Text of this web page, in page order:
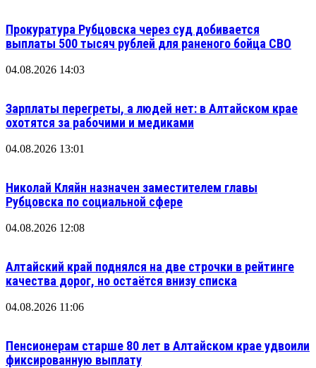
Прокуратура Рубцовска через суд добивается
выплаты 500 тысяч рублей для раненого бойца СВО
04.08.2026 14:03
Зарплаты перегреты, а людей нет: в Алтайском крае
охотятся за рабочими и медиками
04.08.2026 13:01
Николай Кляйн назначен заместителем главы
Рубцовска по социальной сфере
04.08.2026 12:08
Алтайский край поднялся на две строчки в рейтинге
качества дорог, но остаётся внизу списка
04.08.2026 11:06
Пенсионерам старше 80 лет в Алтайском крае удвоили
фиксированную выплату